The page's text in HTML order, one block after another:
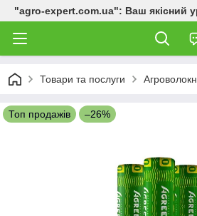
"agro-expert.com.ua": Ваш якісний
Товари та послуги
Топ продажів –26%